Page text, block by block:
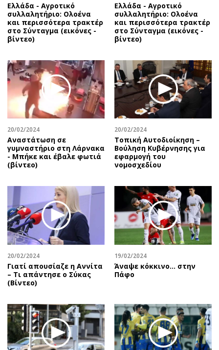
Ελλάδα - Αγροτικό
συλλαλητήριο: Ολοένα
και περισσότερα τρακτέρ
στο Σύνταγμα (εικόνες -
βίντεο)
Ελλάδα - Αγροτικό
συλλαλητήριο: Ολοένα
και περισσότερα τρακτέρ
στο Σύνταγμα (εικόνες -
βίντεο)
20/02/2024
Αναστάτωση σε
γυμναστήριο στη Λάρνακα
- Μπήκε και έβαλε φωτιά
(βίντεο)
20/02/2024
Τοπική Αυτοδιοίκηση –
Βούληση Κυβέρνησης για
εφαρμογή του
νομοσχεδίου
20/02/2024
Γιατί απουσίαζε η Αννίτα
– Τι απάντησε ο Σύκας
(Βίντεο)
19/02/2024
Άναψε κόκκινο… στην
Πάφο